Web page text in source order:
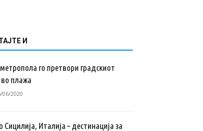
И
го претвори градскиот
плажа
06/2020
Сицилија, Италија – дестинација за